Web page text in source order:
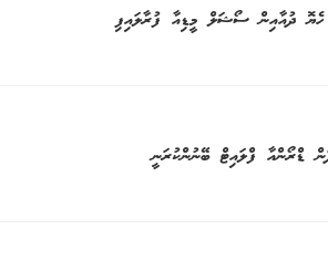
ހެޔޮ ދުއާއިން ސޯޝަލް މީޑިއާ ފުރާލައިފި
ޑްރޯންއާ ފްލައިޓް ބޭނުންކުރަނީ